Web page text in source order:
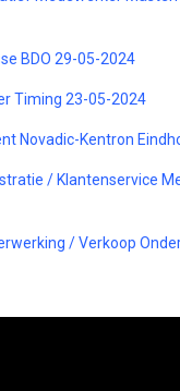
BDO 29-05-2024
Timing 23-05-2024
Novadic-Kentron
/ Klantenservice
/ Verkoop